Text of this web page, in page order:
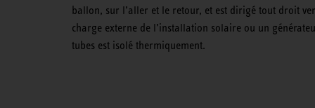
ballon, sur l’aller et le retour, et est dirigé tout droit
charge externe de l’installation solaire ou un
tubes est isolé thermiquement.